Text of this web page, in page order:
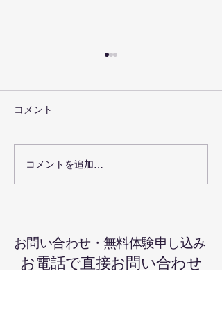
グローブキーフォルダー
が出来ました
コメント
コメントを追加…
お問い合わせ・無料体験申し込み
お電話で直接お問い合わせ